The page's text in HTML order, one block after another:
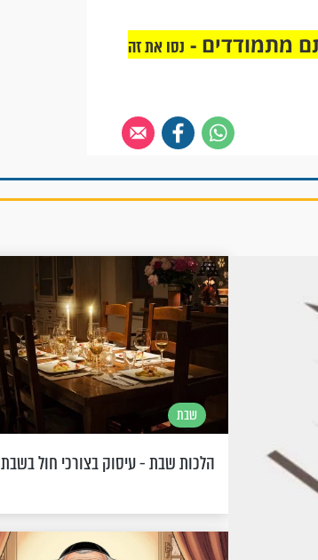
מתמודדים - נסו את זה
שבת
הלכות שבת - עיסוק בצורכי חול בשבת